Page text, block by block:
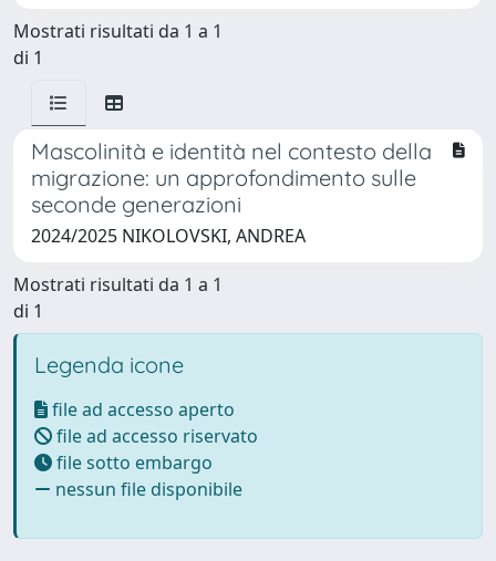
Mostrati risultati da 1 a 1
di 1
Mascolinità e identità nel contesto della
migrazione: un approfondimento sulle
seconde generazioni
2024/2025 NIKOLOVSKI, ANDREA
Mostrati risultati da 1 a 1
di 1
Legenda icone
file ad accesso aperto
file ad accesso riservato
file sotto embargo
nessun file disponibile